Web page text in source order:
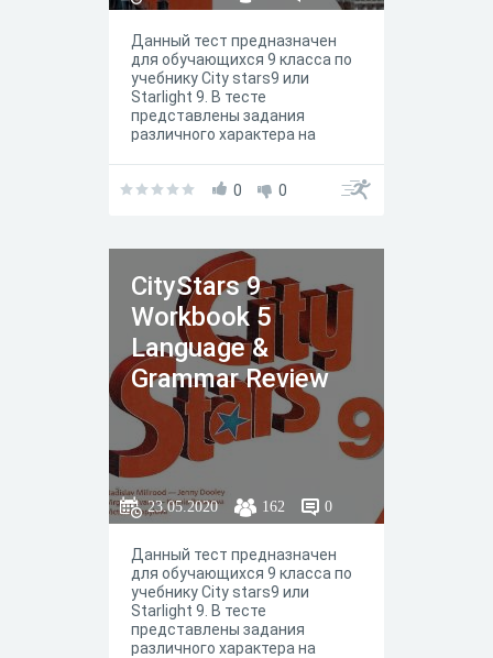
Данный тест предназначен
для обучающихся 9 класса по
учебнику City stars9 или
Starlight 9. В тесте
представлены задания
различного характера на
5 Speaking. По сути, задания
тетради.
0 0
СityStars 9
Workbook 5
Language &
Grammar Review
23.05.2020 162 0
Данный тест предназначен
для обучающихся 9 класса по
учебнику City stars9 или
Starlight 9. В тесте
представлены задания
различного характера на